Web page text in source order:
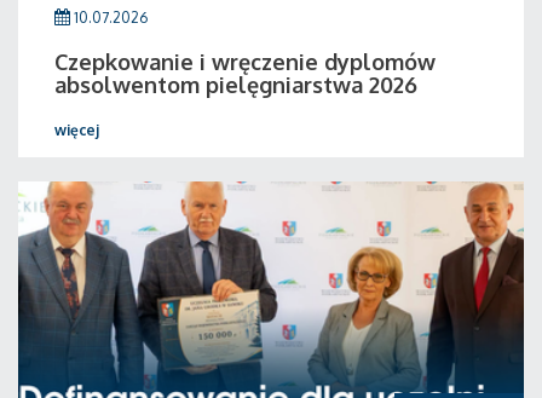
10.07.2026
Czepkowanie i wręczenie dyplomów
absolwentom pielęgniarstwa 2026
więcej